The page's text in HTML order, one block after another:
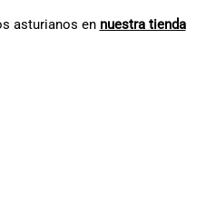
asturianos en nuestra tienda